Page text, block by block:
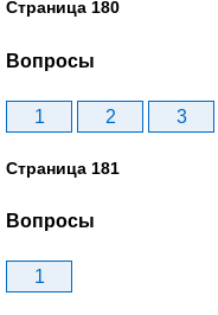
Страница 180
Вопросы
1 2 3
Страница 181
Вопросы
1